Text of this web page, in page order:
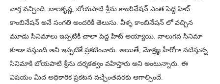
వార్త వచ్చింది. బాలకృష్ణ, బోయపాటి శ్రీను కాంబినేషన్ ఎంత పెద్ద హిట్
కాంబినేషన్ అనే సంగతి అందరికీ తెలుసు. వీళ్ళ కాంబినేషన్ లో వచ్చిన
మూడు సినిమాలు ఇప్పటికీ చాలా పెద్ద హిట్ అయ్యాయి. నాలుగవ సినిమా
కూడా వస్తుంది అని ఇప్పటికే ప్రకటించారు. అయితే, మోక్షజ్ఞ హీరోగా నటిస్తున్న
సినిమాకి బోయపాటి శ్రీను దర్శకత్వం వహిస్తారు అని అంటున్నారు. ఈ
విషయం మీద అధికారిక ప్రకటన వచ్చేంతవరకు ఆగాల్సిందే.